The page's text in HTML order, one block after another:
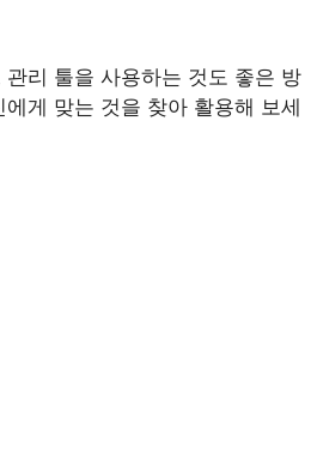
리 툴을 사용하는 것도 좋은 방
게 맞는 것을 찾아 활용해 보세